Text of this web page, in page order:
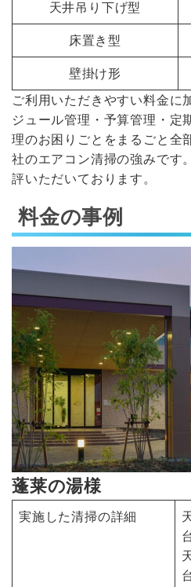
天井吊り下げ型
床置き型
壁掛け形
ご利用いただきやすい料金に
ジュール管理・予算管理・定
理のお困りごとをまるごと全
社のエアコン清掃の強みです
評いただいております。
料金の事例
蓬莱の湯様
実施した清掃の詳細